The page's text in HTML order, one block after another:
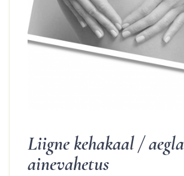
Liigne kehakaal /
ainevahetus